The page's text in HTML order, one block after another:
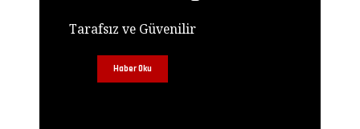
Tarafsız ve Güvenilir
Haber Oku